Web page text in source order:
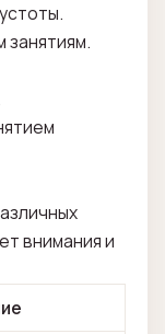
внимания и